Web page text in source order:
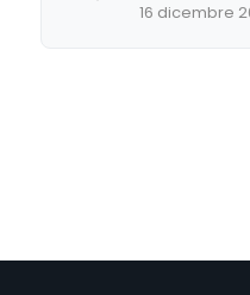
16 dicembre